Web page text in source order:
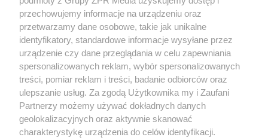
rozpowszechniany lub dalej rozpowszechniany w jakikolwiek sposób (w
tym także elektroniczny lub mechaniczny) na jakimkolwiek polu
eksploatacji w jakiejkolwiek formie, włącznie z umieszczaniem w
Internecie bez pisemnej zgody właściciela praw. Jakiekolwiek użycie lub
wykorzystanie utworów w całości lub w części z naruszeniem prawa,
tzn. bez właściwej zgody, jest zabronione pod groźbą kary i może być
ścigane prawnie.
przechowujemy informacje na urządzeniu oraz
przetwarzamy dane osobowe, takie jak unikalne
identyfikatory, standardowe informacje wysyłane przez
urządzenie czy dane przeglądania w celu zapewniania
spersonalizowanych reklam, wybór spersonalizowanych
treści, pomiar reklam i treści, badanie odbiorców oraz
ulepszanie usług. Za zgodą Użytkownika my i Zaufani
Partnerzy możemy używać dokładnych danych
geolokalizacyjnych oraz aktywnie skanować
charakterystykę urządzenia do celów identyfikacji.